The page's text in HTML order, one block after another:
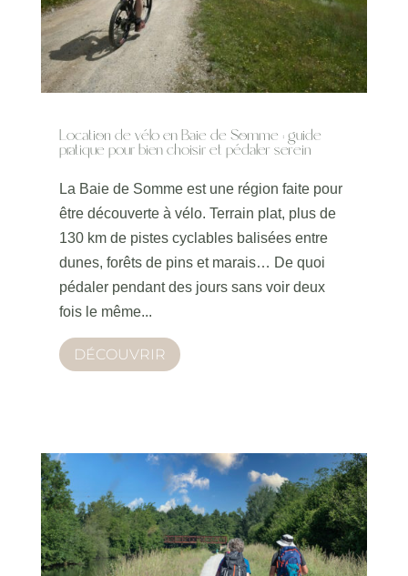
Location de vélo en Baie de Somme : guide
pratique pour bien choisir et pédaler serein
La Baie de Somme est une région faite pour
être découverte à vélo. Terrain plat, plus de
130 km de pistes cyclables balisées entre
dunes, forêts de pins et marais… De quoi
pédaler pendant des jours sans voir deux
fois le même...
DÉCOUVRIR